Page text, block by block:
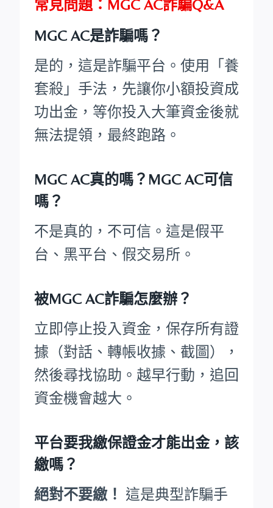
常見問題：MGC AC詐騙Q&A
MGC AC是詐騙嗎？
是的，這是詐騙平台。使用「養
套殺」手法，先讓你小額投資成
功出金，等你投入大筆資金後就
無法提領，最終跑路。
MGC AC真的嗎？MGC AC可信
嗎？
不是真的，不可信。這是假平
台、黑平台、假交易所。
被MGC AC詐騙怎麼辦？
立即停止投入資金，保存所有證
據（對話、轉帳收據、截圖），
然後尋找協助。越早行動，追回
資金機會越大。
平台要我繳保證金才能出金，該
繳嗎？
絕對不要繳！ 這是典型詐騙手